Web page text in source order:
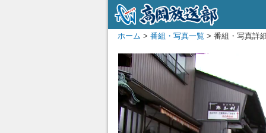
ホーム > 番組・写真一覧 > 番組・写真詳